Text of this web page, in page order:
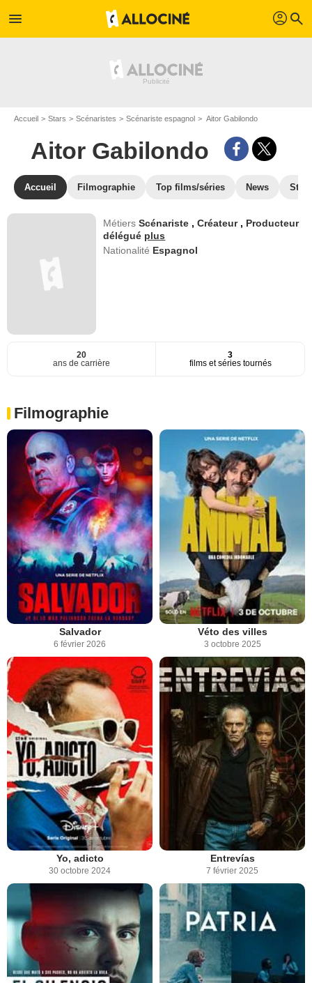
menu profil search
Accueil Stars Scénaristes Scénariste espagnol Aitor Gabilondo
Aitor Gabilondo
Accueil Filmographie Top films/séries News
MétiersScénariste ,Créateur , Producteur
délégué plus
Nationalité Espagnol
20
ans de carrière
3
films et séries tournés
Filmographie
Salvador
6 février 2026
Véto des villes
3 octobre 2025
Yo, adicto
30 octobre 2024
Entrevías
7 février 2025